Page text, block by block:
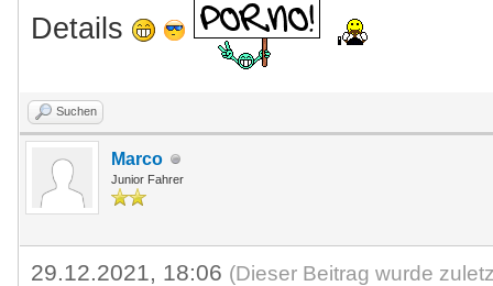
Details
Suchen
Marco
Junior Fahrer
29.12.2021, 18:06 (Dieser Beitrag wurde